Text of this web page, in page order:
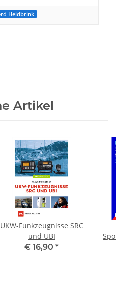
Heidbrink
Artikel
UKW-Funkzeugnisse SRC
und UBI
€ 16,90 *